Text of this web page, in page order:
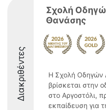
Διακριθέντες
Σχολή
Θανάσης
Η Σχολή Οδηγών
βρίσκεται στην
στο Αργοστόλι,
εκπαίδευση για